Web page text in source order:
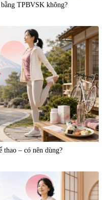
Viên uống hỗ trợ bền thành
mạch, ngừa tai biến Elastin Plus
& Nattokinase Hokoen 80 viên
|0
980.000 đ
Viên uống hỗ trợ cải thiện thoát
vị đĩa đệm Kyoto Has 30 viên
TPBVSK không?
thao – có nên dùng?